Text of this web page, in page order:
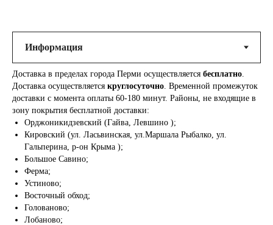
Доставка в пределах города Перми осуществляется бесплатно
Доставка осуществляется круглосуточно . Временной промежуток
доставки с момента оплаты 60-180 минут. Районы, не входящие в
зону покрытия бесплатной доставки:
Орджоникидзевский (Гайва, Левшино );
Кировский (ул. Ласьвинская, ул.Маршала Рыбалко, ул.
Гальперина, р-он Крыма );
Большое Савино;
Ферма;
Устиново;
Восточный обход;
Голованово;
Лобаново;